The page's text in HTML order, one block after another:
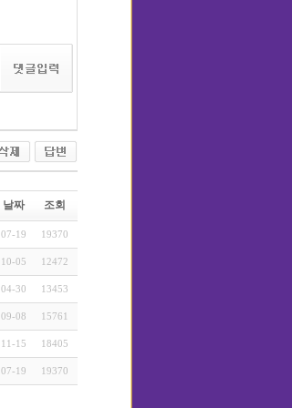
날짜 조회
07-19 19370
10-05 12472
04-30 13453
09-08 15761
11-15 18405
07-19 19370